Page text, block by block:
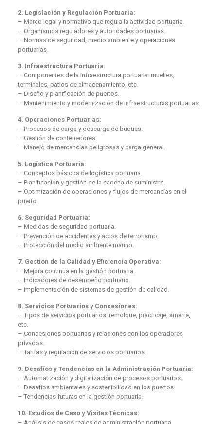
2. Legislación y Regulación Portuaria:
– Marco legal y normativo que regula la actividad portuaria.
– Organismos reguladores y autoridades portuarias.
– Normas de seguridad, medio ambiente y operaciones
portuarias.
3. Infraestructura Portuaria:
– Componentes de la infraestructura portuaria: muelles,
terminales, patios de almacenamiento, etc.
– Diseño y planificación de puertos.
– Mantenimiento y modernización de infraestructuras portuarias.
4. Operaciones Portuarias:
– Procesos de carga y descarga de buques.
– Gestión de contenedores.
– Manejo de mercancías peligrosas y carga general.
5. Logística Portuaria:
– Conceptos básicos de logística portuaria.
– Planificación y gestión de la cadena de suministro.
– Optimización de operaciones y flujos de mercancías en el
puerto.
6. Seguridad Portuaria:
– Medidas de seguridad portuaria.
– Prevención de accidentes y actos de terrorismo.
– Protección del medio ambiente marino.
7. Gestión de la Calidad y Eficiencia Operativa:
– Mejora continua en la gestión portuaria.
– Indicadores de desempeño portuario.
– Implementación de sistemas de gestión de calidad.
8. Servicios Portuarios y Concesiones:
– Tipos de servicios portuarios: remolque, practicaje, amarre,
etc.
– Concesiones portuarias y relaciones con los operadores
privados.
– Tarifas y regulación de servicios portuarios.
9. Desafíos y Tendencias en la Administración Portuaria:
– Automatización y digitalización de procesos portuarios.
– Desafíos ambientales y sostenibilidad en los puertos.
– Tendencias futuras en la gestión portuaria.
10. Estudios de Caso y Visitas Técnicas:
– Análisis de casos reales de administración portuaria.